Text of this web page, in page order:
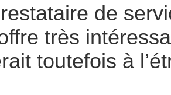
de
très
toutefois à